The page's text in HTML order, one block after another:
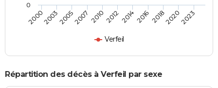
Verfeil
2000200320052007 2010201220142016201820202023
0
Répartition des décès à Verfeil par sexe